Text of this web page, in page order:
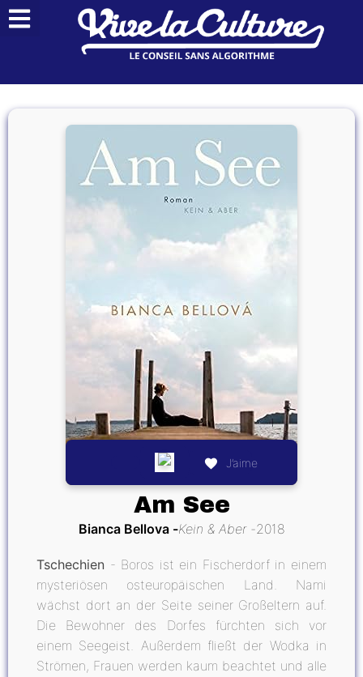
J’aime
Am See
Bianca Bellova Kein & Aber 2018
Tschechien - Boros ist ein Fischerdorf in einem
mysteriösen osteuropäischen Land. Nami
wächst dort an der Seite seiner Großeltern auf.
Die Bewohner des Dorfes fürchten sich vor
einem Seegeist. Außerdem fließt der Wodka in
Strömen, Frauen werden kaum beachtet und alle